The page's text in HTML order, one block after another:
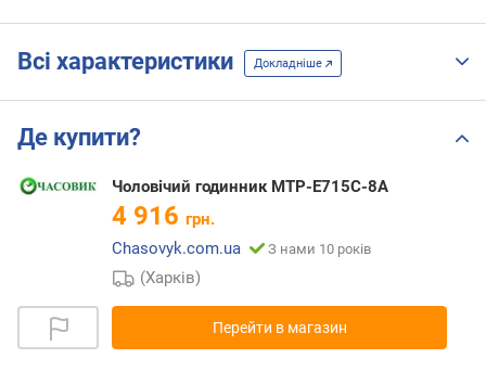
Всі характеристики Докладніше
Де купити?
Чоловічий годинник MTP-E715C-8A
4 916 грн.
Chasovyk.com.ua
З нами 10 років
(Харків)
Перейти в магазин